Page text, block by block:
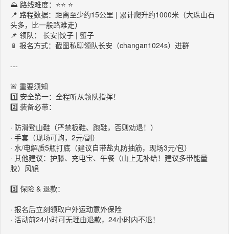
⛰️ 路线难度：⭐⭐ ⭐
📍 路程数据：距离至少约15公里 | 累计爬升约1000米（大珠山石
头多，比一般路难走）
📌 领队： 长安|饺子 | 蟹子
📱 报名方式：截图私聊领队长安（changan1024s）进群
---
🚨 重要须知
1️⃣ 安全第一：全程听从领队指挥！
2️⃣ 装备必带：
· 防滑登山鞋（严禁板鞋、跑鞋，否则劝退！）
· 手套（现场可购，2元/副）
· 水/电解质5瓶打底（建议自带盐丸防抽筋，现场3元/包）
· 其他建议：护膝、充电宝、午餐（山上无补给！建议多带能量
胶）风镜
3️⃣ 保险 & 退款：
· 报名后立刻领取户外运动意外保险
· 活动前24小时可无理由退款，24小时内不退！